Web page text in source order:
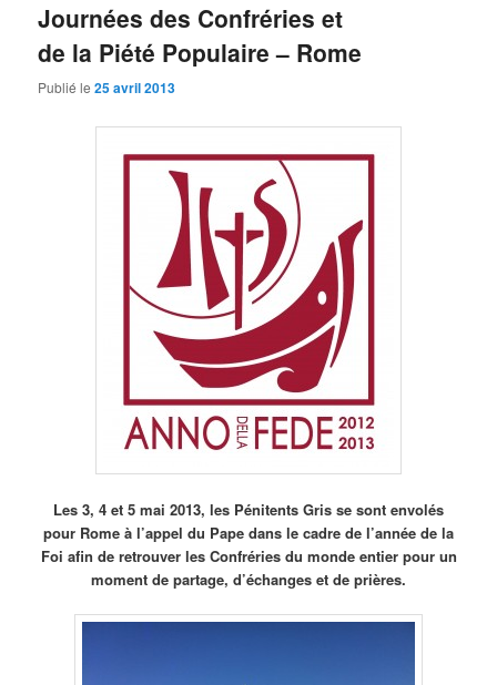
Journées des Confréries et
de la Piété Populaire – Rome
Publié le25 avril 2013
Les 3, 4 et 5 mai 2013, les Pénitents Gris se sont envolés
pour Rome à l’appel du Pape dans le cadre de l’année de la
Foi afin de retrouver les Confréries du monde entier pour un
moment de partage, d’échanges et de prières.